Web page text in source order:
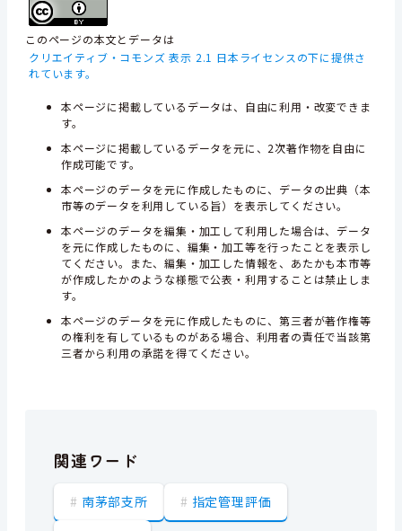
このページの本文とデータは
クリエイティブ・コモンズ 表示 2.1 日本ライセンスの下に提供さ
れています。
本ページに掲載しているデータは、自由に利用・改変できま
す。
本ページに掲載しているデータを元に、2次著作物を自由に
作成可能です。
本ページのデータを元に作成したものに、データの出典（本
市等のデータを利用している旨）を表示してください。
本ページのデータを編集・加工して利用した場合は、データ
を元に作成したものに、編集・加工等を行ったことを表示し
てください。また、編集・加工した情報を、あたかも本市等
が作成したかのような様態で公表・利用することは禁止しま
す。
本ページのデータを元に作成したものに、第三者が著作権等
の権利を有しているものがある場合、利用者の責任で当該第
三者から利用の承諾を得てください。
関連ワード
南茅部支所 指定管理評価